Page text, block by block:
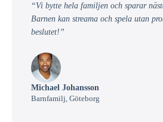
“Vi bytte hela familjen och sparar
Barnen kan streama och spela utan
beslutet!”
Michael Johansson
Barnfamilj, Göteborg